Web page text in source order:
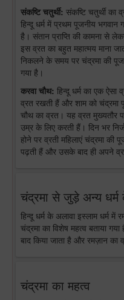
संकष्टि चतुर्थी: संकष्टि चतुर्थी का
हिन्दू धर्म में प्रथम पूजनीय भगवान
है। संतान प्राप्ति की कामना से
इस व्रत का बहुत महात्मय माना
निकलने के समय पर चंद्रमा की
गया है।
करवा चौथ: हिन्दू धर्म का एक ऐसा
व्रत रखती हैं और शाम को चंद्रमा
चौथ का व्रत। यह व्रत मुख्यतौर
उम्र के लिए करती हैं। दिन भर
होने पर व्रती महिलाएं चंद्रमा
पढ़ती हैं और उसके बाद ही अपने
चंद्रमा से जुड़े अन्य धर्म
हिन्दू धर्म के अलावा इस्लाम धर्म
चंद्रमा का विशेष महत्व बताया
बाद किया जाता है और रमज़ान का
चंद्रमा का महत्व